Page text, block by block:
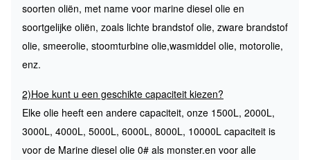
soorten oliën, met name voor marine diesel olie en
soortgelijke oliën, zoals lichte brandstof olie, zware brandstof
olie, smeerolie, stoomturbine olie,wasmiddel olie, motorolie,
enz.
2)Hoe kunt u een geschikte capaciteit kiezen?
Elke olie heeft een andere capaciteit, onze 1500L, 2000L,
3000L, 4000L, 5000L, 6000L, 8000L, 10000L capaciteit is
voor de Marine diesel olie 0# als monster.en voor alle